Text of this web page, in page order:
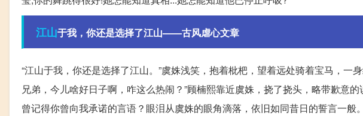
江山于我，你还是选择了江山——古风虐心文章
“江山于我，你还是选择了江山。”虞姝浅笑，抱着枇杷，望着远处骑着宝马，一
兄弟，今儿啥好日子啊，咋这么热闹？”顾楠熙靠近虞姝，挠了挠头，略带歉意
曾记得你曾向我承诺的言语？眼泪从虞姝的眼角滴落，依旧如同昔日的誓言一般。